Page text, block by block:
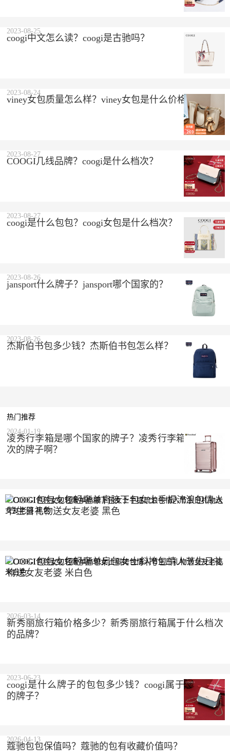
coogi中文怎么读？coogi是古驰吗？
2023-08-25
viney女包质量怎么样？viney女包是什么价格？
2023-08-24
COOGI几线品牌？coogi是什么档次？
2023-08-27
coogi是什么包包？coogi女包是什么档次？
2023-08-27
jansport什么牌子？jansport哪个国家的？
2023-08-26
杰斯伯书包多少钱？杰斯伯书包怎么样？
2023-08-26
热门推荐
凌秀行李箱是哪个国家的牌子？凌秀行李箱是什么档
次的牌子啊？
2024-01-19
COOGI包包女包轻奢单肩腋下包女士手提流浪包情人
节生日礼物送女友老婆 黑色
COOGI包包女包轻奢单肩包女士斜挎包情人节生日礼
物送女友老婆 米白色
新秀丽旅行箱价格多少？新秀丽旅行箱属于什么档次
的品牌？
2026-03-14
coogi是什么牌子的包包多少钱？coogi属于什么档次
的牌子？
2023-06-23
蔻驰包包保值吗？蔻驰的包有收藏价值吗？
2026-04-13